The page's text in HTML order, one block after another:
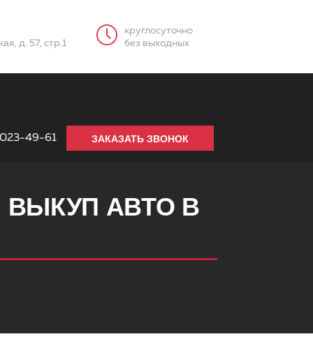
д. 57, стр.1
круглосуточно
без выходных
49-61 ЗАКАЗАТЬ ЗВОНОК
АВТО В